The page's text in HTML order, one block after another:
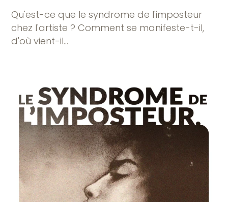
Qu'est-ce que le syndrome de l'imposteur
chez l'artiste ? Comment se manifeste-t-il,
d'où vient-il…